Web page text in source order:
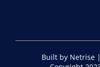
Built by Netrise|